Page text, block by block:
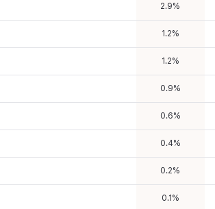
2.9%
1.2%
1.2%
0.9%
0.6%
0.4%
0.2%
0.1 %